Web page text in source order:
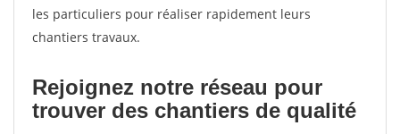
les particuliers pour réaliser rapidement leurs
chantiers travaux.
Rejoignez notre réseau pour
trouver des chantiers de qualité